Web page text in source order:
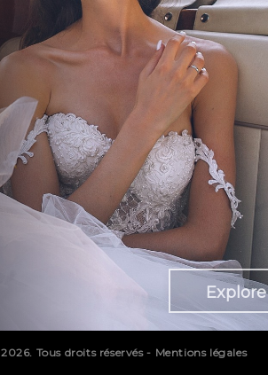
Explore
Tous droits réservés - Mentions légales